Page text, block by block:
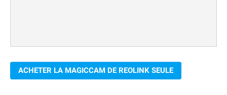
ACHETER LA MAGICCAM DE REOLINK SEULE